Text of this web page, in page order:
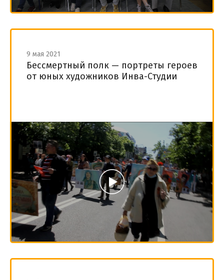
9 мая 2021
Бессмертный полк — портреты героев
от юных художников Инва-Студии